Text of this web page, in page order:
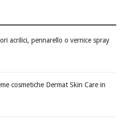
acrilici, pennarello o vernice spray
cosmetiche Dermat Skin Care in